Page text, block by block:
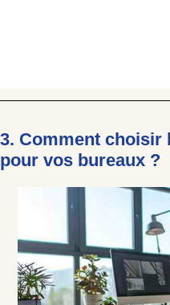
3. Comment choisir
pour vos bureaux ?